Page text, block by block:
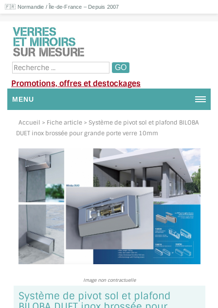
🇫🇷 Normandie / Île-de-France – Depuis 2007
Promotions, offres et destockages
MENU
NOUS CONTACTER
DEMANDE DE DEVIS
SUIVI DE DEVIS
SUIVI DE COMMANDE
TOUS LES TARIFS AU M2
GUIDE : CHOIX PAR UTILISATION
AMBIANCE LAITON BROSSÉ
Accueil > Fiche article > Système de pivot sol et plafond BILOBA
DUET inox brossée pour grande porte verre 10mm
Image non contractuelle
Système de pivot sol et plafond